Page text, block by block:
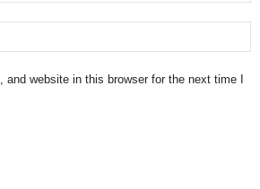
and website in this browser for the next time I